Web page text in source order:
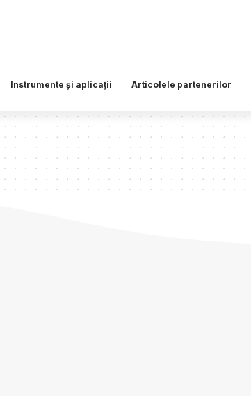
Instrumente și aplicații Articolele partenerilor